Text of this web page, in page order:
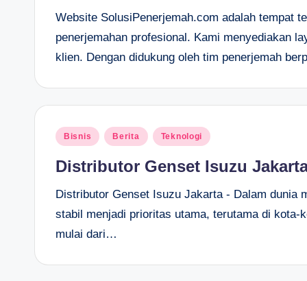
Website SolusiPenerjemah.com adalah tempat
penerjemahan profesional. Kami menyediakan
klien. Dengan didukung oleh tim penerjemah
Posted
Bisnis Berita Teknologi
Distributor Genset Isuzu
Distributor Genset Isuzu Jakarta - Dalam dunia
stabil menjadi prioritas utama, terutama di
mulai dari…